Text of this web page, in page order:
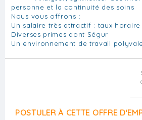
personne et la continuité des soins
Nous vous offrons :
Un salaire très attractif : taux
Diverses primes dont Ségur
Un environnement de travail
POSTULER À CETTE OFFRE